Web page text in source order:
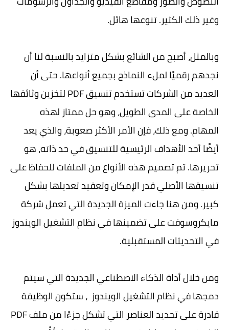
وغير ذلك الكثير. تنوعها هائل.
وبالمثل، أصبح من الشائع بشكل متزايد بالنسبة لنا أن
نجدهم رقميًا لملء النماذج بجميع أنواعها. حتى أن
العديد من الشركات تستخدم تنسيق PDF لتخزين وثائقها
الخاصة على المدى الطويل، وهو حل ممتاز لهذه
المهام. ومع ذلك، فإن الأمر الأكثر صعوبة، والذي يعد
أيضًا أحد الأهداف الرئيسية للتنسيق في حد ذاته، هو
تحريرها. تم تصميم هذه الأنواع من الملفات للحفاظ على
تنسيقها الأصلي قدر الإمكان وتعقيد تعديلها بشكل
كبير. ومن هنا جاءت الميزة الجديدة التي تعمل شركة
مايكروسوفت على تضمينها في نظام التشغيل الويندوز
في التحديثات المستقبلية.
ومن خلال أداة الذكاء الاصطناعي الجديدة التي سيتم
دمجها في نظام التشغيل الويندوز ، ستكون الوظيفة
قادرة على تحديد العناصر التي تشكل جزءًا من ملف PDF